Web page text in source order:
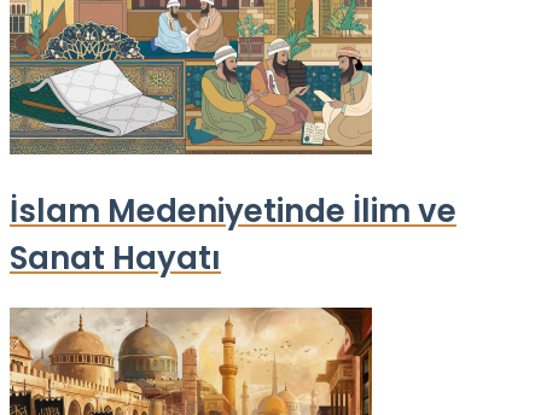
İslam Medeniyetinde İlim ve
Sanat Hayatı